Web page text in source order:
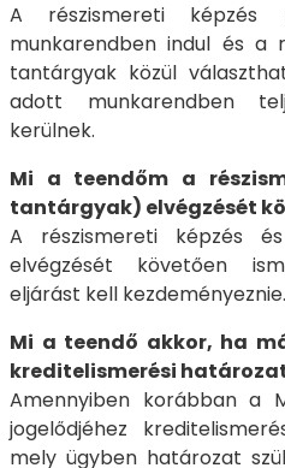
A részismereti képzés
munkarendben indul és a
tantárgyak közül
adott munkarendben
kerülnek.
Mi a teendőm a
tantárgyak) elvégzését
A részismereti képzés
elvégzését követően
eljárást kell kezdeményeznie.
Mi a teendő akkor, ha
kreditelismerési
Amennyiben korábban a
jogelődjéhez
mely ügyben határozat